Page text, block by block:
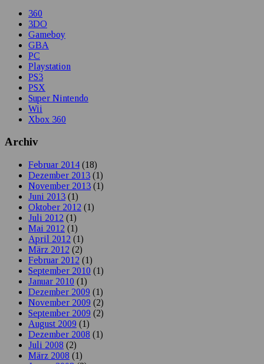
360
3DO
Gameboy
GBA
PC
Playstation
PS3
PSX
Super Nintendo
Wii
Xbox 360
Archiv
Februar 2014 (18)
Dezember 2013 (1)
November 2013 (1)
Juni 2013 (1)
Oktober 2012 (1)
Juli 2012 (1)
Mai 2012 (1)
April 2012 (1)
März 2012 (2)
Februar 2012 (1)
September 2010 (1)
Januar 2010 (1)
Dezember 2009 (1)
November 2009 (2)
September 2009 (2)
August 2009 (1)
Dezember 2008 (1)
Juli 2008 (2)
März 2008 (1)